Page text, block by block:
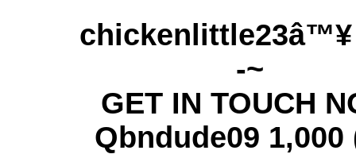
GET IN